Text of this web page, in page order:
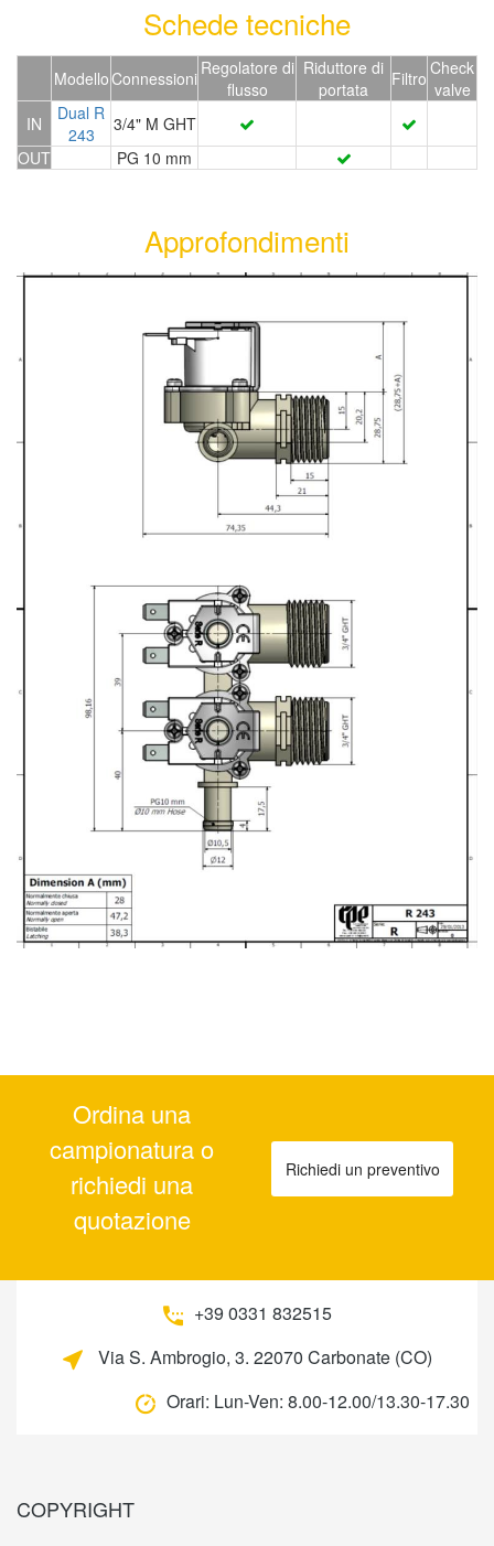
Schede tecniche
ModelloConnessioni Regolatore di
flusso
Riduttore di
portata
Filtro Check
valve
IN
Dual R
243
3/4" M GHT
OUT
PG 10 mm
Approfondimenti
Ordina una
campionatura o
richiedi una
quotazione
Richiedi un preventivo
+39 0331 832515
Via S. Ambrogio, 3. 22070 Carbonate (CO)
Orari: Lun-Ven: 8.00-12.00/13.30-17.30
COPYRIGHT